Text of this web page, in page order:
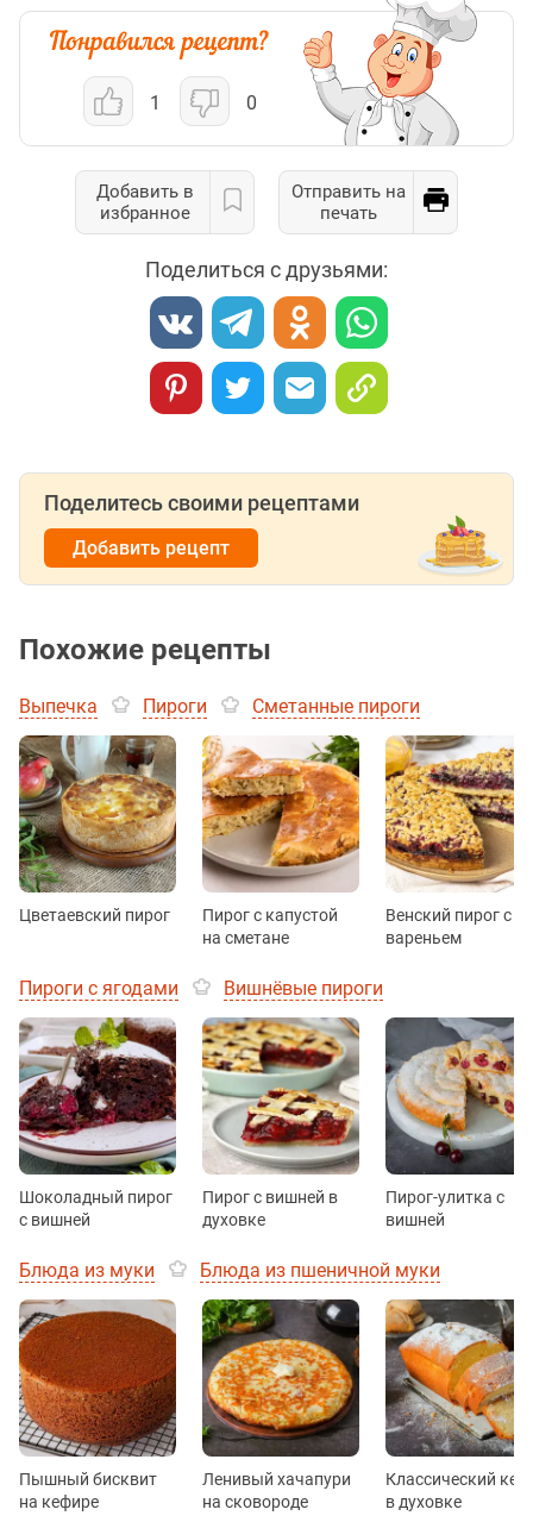
1 0
Добавить в
избранное
Отправить на
печать
Поделиться с друзьями:
Поделитесь своими рецептами
Добавить рецепт
Похожие рецепты
Выпечка Пироги Сметанные пироги
Цветаевский пирог
Пирог с капустой
на сметане
Венский пирог с
вареньем
Пироги с ягодами Вишнёвые пироги
Шоколадный пирог
с вишней
Пирог с вишней в
духовке
Пирог-улитка с
вишней
Блюда из муки Блюда из пшеничной муки
Пышный бисквит
на кефире
Ленивый хачапури
на сковороде
Классический
в духовке